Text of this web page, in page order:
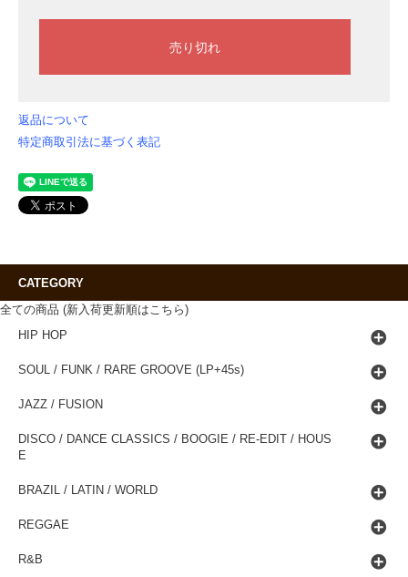
返品について
特定商取引法に基づく表記
CATEGORY
全ての商品 (新入荷更新順はこちら)
HIP HOP
SOUL / FUNK / RARE GROOVE (LP+45s)
JAZZ / FUSION
DISCO / DANCE CLASSICS / BOOGIE / RE-EDIT / HOUS
E
BRAZIL / LATIN / WORLD
REGGAE
R&B